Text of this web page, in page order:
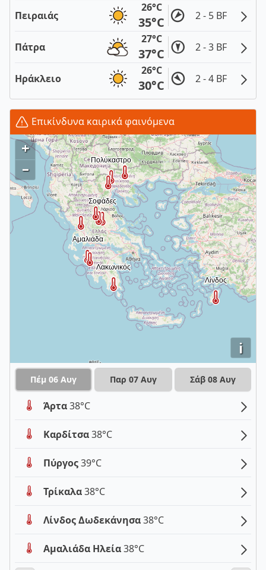
Πειραιάς
26°C
35°C 2 - 5 BF
Πάτρα
27°C
37°C 2 - 3 BF
Ηράκλειο
26°C
30°C 2 - 4 BF
Επικίνδυνα καιρικά φαινόμενα
i
+
–
Πέμ 06 Αυγ Παρ 07 Αυγ Σάβ 08 Αυγ
Άρτα38°C
Καρδίτσα38°C
Πύργος39°C
Τρίκαλα38°C
Λίνδος Δωδεκάνησα38°C
Αμαλιάδα Ηλεία38°C